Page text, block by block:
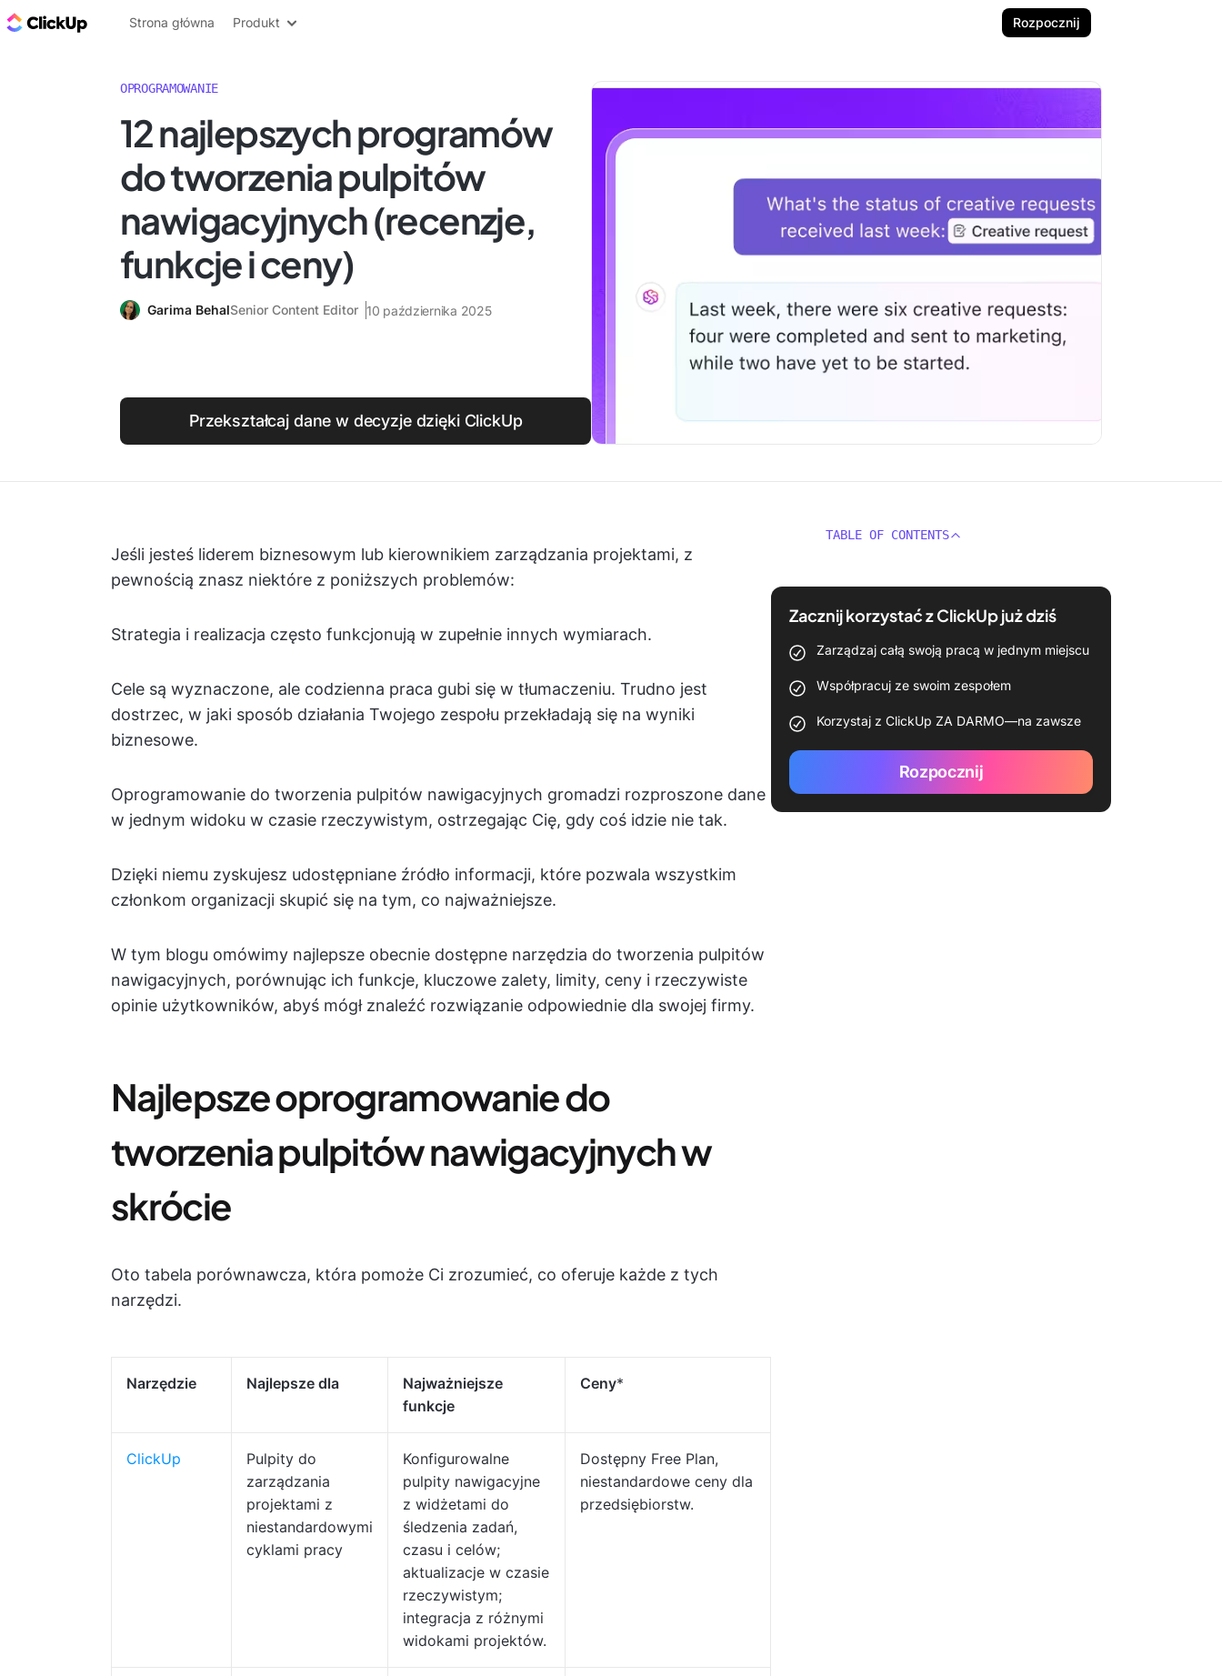
ClickUp Blog
Strona główna Produkt Rozpocznij
OPROGRAMOWANIE
12 najlepszych programów
do tworzenia pulpitów
nawigacyjnych (recenzje,
funkcje i ceny)
Garima BehalSenior Content Editor 10 października 2025
Przekształcaj dane w decyzje dzięki ClickUp
Jeśli jesteś liderem biznesowym lub kierownikiem zarządzania projektami, z
pewnością znasz niektóre z poniższych problemów:
Strategia i realizacja często funkcjonują w zupełnie innych wymiarach.
Cele są wyznaczone, ale codzienna praca gubi się w tłumaczeniu. Trudno jest
dostrzec, w jaki sposób działania Twojego zespołu przekładają się na wyniki
biznesowe.
Oprogramowanie do tworzenia pulpitów nawigacyjnych gromadzi rozproszone dane
w jednym widoku w czasie rzeczywistym, ostrzegając Cię, gdy coś idzie nie tak.
Dzięki niemu zyskujesz udostępniane źródło informacji, które pozwala wszystkim
członkom organizacji skupić się na tym, co najważniejsze.
W tym blogu omówimy najlepsze obecnie dostępne narzędzia do tworzenia pulpitów
nawigacyjnych, porównując ich funkcje, kluczowe zalety, limity, ceny i rzeczywiste
opinie użytkowników, abyś mógł znaleźć rozwiązanie odpowiednie dla swojej firmy.
Najlepsze oprogramowanie do
tworzenia pulpitów nawigacyjnych w
skrócie
Oto tabela porównawcza, która pomoże Ci zrozumieć, co oferuje każde z tych
narzędzi.
Narzędzie Najlepsze dla
Najważniejsze
funkcje
Ceny*
ClickUp
Pulpity do
zarządzania
projektami z
niestandardowymi
cyklami pracy
Konfigurowalne
pulpity nawigacyjne
z widżetami do
śledzenia zadań,
czasu i celów;
aktualizacje w czasie
rzeczywistym;
integracja z różnymi
widokami projektów.
Dostępny Free Plan,
niestandardowe ceny dla
przedsiębiorstw.
TABLE OF CONTENTS
Zacznij korzystać z ClickUp już dziś
Zarządzaj całą swoją pracą w jednym miejscu
Współpracuj ze swoim zespołem
Korzystaj z ClickUp ZA DARMO—na zawsze
Rozpocznij